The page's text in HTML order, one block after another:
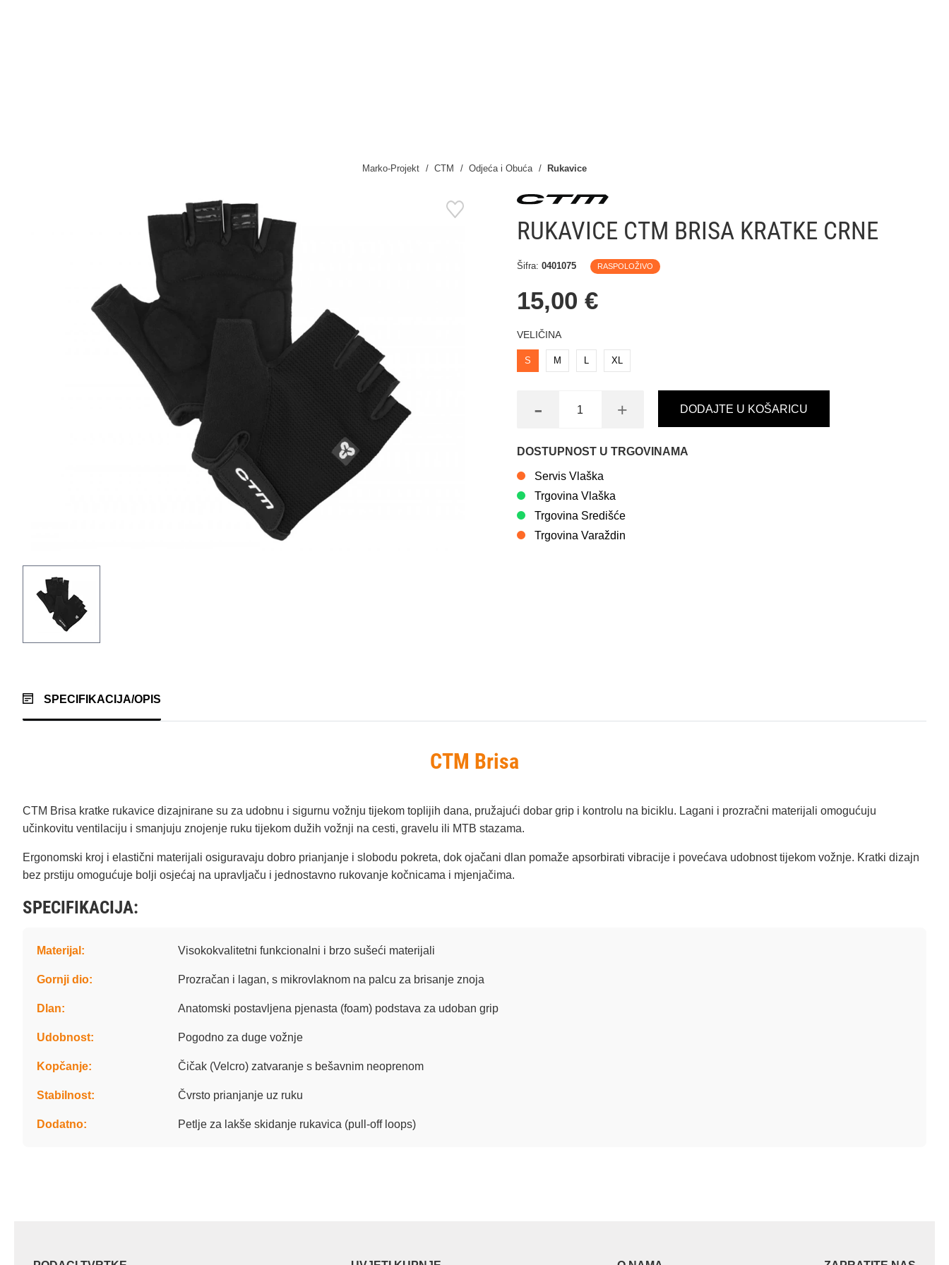
Marko-Projekt CTM Odjeća i Obuća Rukavice
RUKAVICE CTM BRISA KRATKE CRNE
Šifra: 0401075 RASPOLOŽIVO
15,00 €
VELIČINA
S M L XL
- + DODAJTE U KOŠARICU
DOSTUPNOST U TRGOVINAMA
Servis Vlaška
Trgovina Vlaška
Trgovina Središće
Trgovina Varaždin
SPECIFIKACIJA/OPIS
CTM Brisa
CTM Brisa kratke rukavice dizajnirane su za udobnu i sigurnu vožnju tijekom toplijih dana, pružajući dobar grip i kontrolu na biciklu. Lagani i prozračni materijali omogućuju
učinkovitu ventilaciju i smanjuju znojenje ruku tijekom dužih vožnji na cesti, gravelu ili MTB stazama.
Ergonomski kroj i elastični materijali osiguravaju dobro prianjanje i slobodu pokreta, dok ojačani dlan pomaže apsorbirati vibracije i povećava udobnost tijekom vožnje. Kratki dizajn
bez prstiju omogućuje bolji osjećaj na upravljaču i jednostavno rukovanje kočnicama i mjenjačima.
SPECIFIKACIJA:
Materijal: Visokokvalitetni funkcionalni i brzo sušeći materijali
Gornji dio: Prozračan i lagan, s mikrovlaknom na palcu za brisanje znoja
Dlan: Anatomski postavljena pjenasta (foam) podstava za udoban grip
Udobnost: Pogodno za duge vožnje
Kopčanje: Čičak (Velcro) zatvaranje s bešavnim neoprenom
Stabilnost: Čvrsto prianjanje uz ruku
Dodatno: Petlje za lakše skidanje rukavica (pull-off loops)